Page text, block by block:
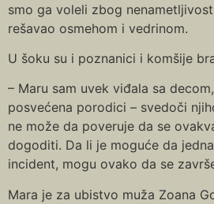
smo ga voleli zbog
rešavao osmehom i vedrinom.
U šoku su i poznanici i komšije
– Maru sam uvek viđala sa
posvećena porodici – svedoči
ne može da poveruje da se
dogoditi. Da li je moguće da
incident, mogu ovako da se
Mara je za ubistvo muža Zoana